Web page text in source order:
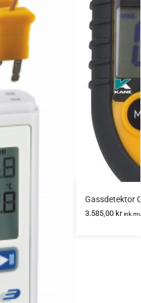
Gassdetektor
3.585,00 kr